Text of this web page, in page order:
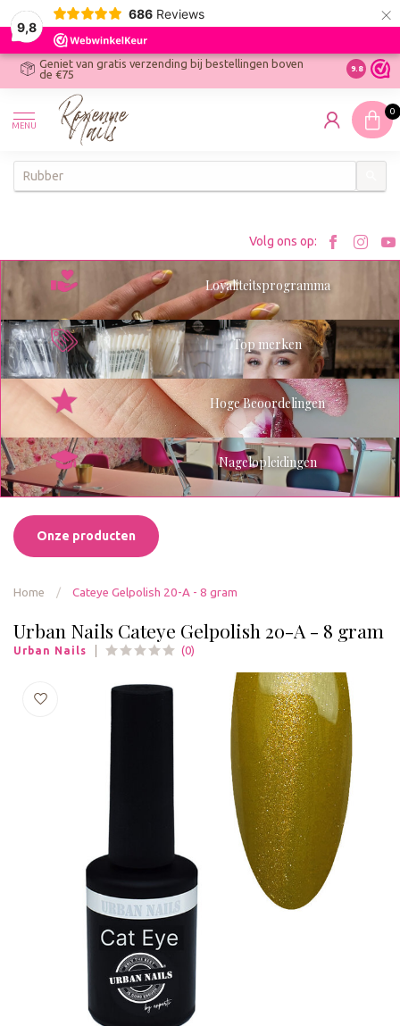
9,8
686 Reviews ×
Geniet van gratis verzending bij bestellingen boven
de €75
Ontdek
9.8
MENU
0
Volg ons op:
Bezoek
Loyaliteitsprogramma
Top merken
Hoge Beoordelingen
Nagelopleidingen
Onze producten
Home / Cateye Gelpolish 20-A - 8 gram
Urban Nails Cateye Gelpolish 20-A - 8 gram
Urban Nails (0)